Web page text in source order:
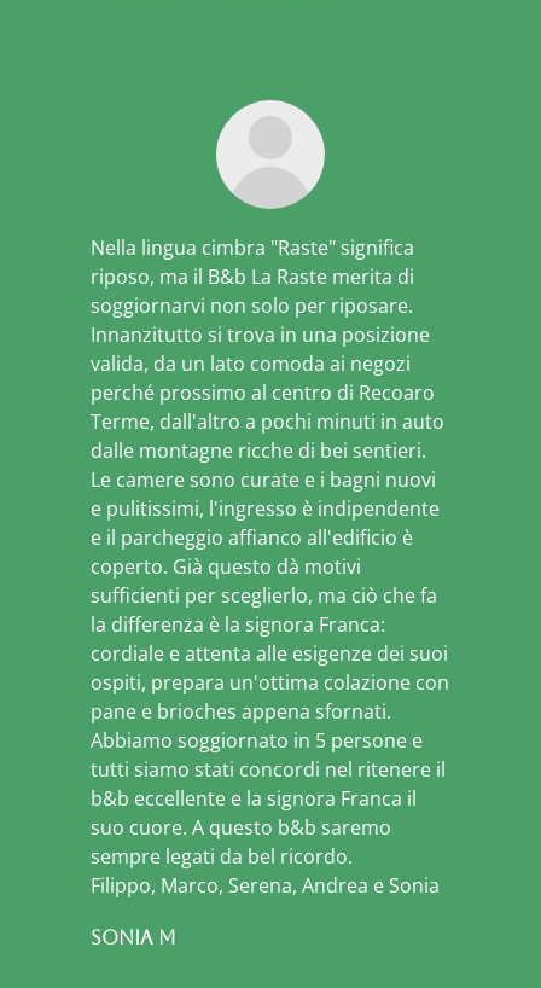
Nella lingua cimbra "Raste" significa
riposo, ma il B&b La Raste merita di
soggiornarvi non solo per riposare.
Innanzitutto si trova in una posizione
valida, da un lato comoda ai negozi
perché prossimo al centro di Recoaro
Terme, dall'altro a pochi minuti in auto
dalle montagne ricche di bei sentieri.
Le camere sono curate e i bagni nuovi
e pulitissimi, l'ingresso è indipendente
e il parcheggio affianco all'edificio è
coperto. Già questo dà motivi
sufficienti per sceglierlo, ma ciò che fa
la differenza è la signora Franca:
cordiale e attenta alle esigenze dei suoi
ospiti, prepara un'ottima colazione con
pane e brioches appena sfornati.
Abbiamo soggiornato in 5 persone e
tutti siamo stati concordi nel ritenere il
b&b eccellente e la signora Franca il
suo cuore. A questo b&b saremo
sempre legati da bel ricordo.
Filippo, Marco, Serena, Andrea e Sonia
Sonia M